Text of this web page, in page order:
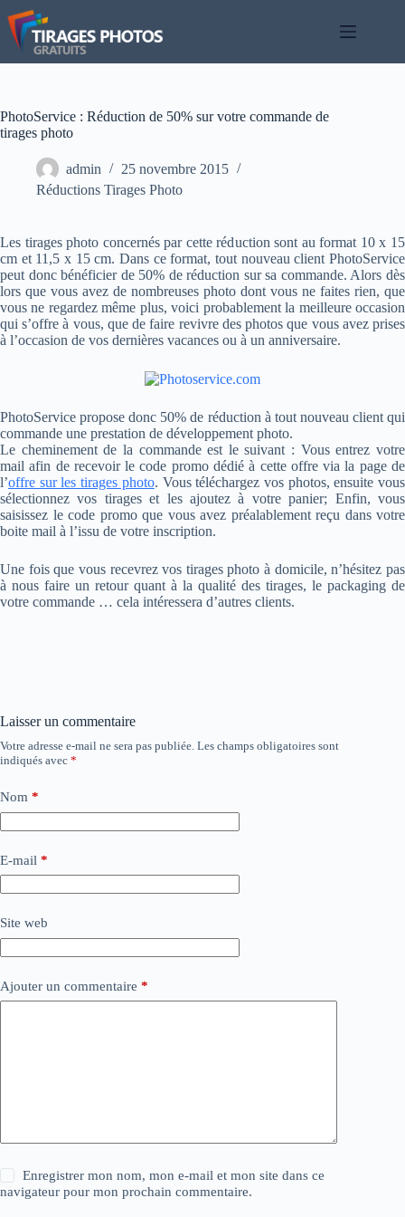
Passer
au
contenu
PhotoService : Réduction de 50% sur votre commande de
tirages photo
admin
25 novembre 2015
Réductions Tirages Photo
Les tirages photo concernés par cette réduction sont au format 10 x 15
cm et 11,5 x 15 cm. Dans ce format, tout nouveau client PhotoService
peut donc bénéficier de 50% de réduction sur sa commande. Alors dès
lors que vous avez de nombreuses photo dont vous ne faites rien, que
vous ne regardez même plus, voici probablement la meilleure occasion
qui s’offre à vous, que de faire revivre des photos que vous avez prises
à l’occasion de vos dernières vacances ou à un anniversaire.
PhotoService propose donc 50% de réduction à tout nouveau client qui
commande une prestation de développement photo.
Le cheminement de la commande est le suivant : Vous entrez votre
mail afin de recevoir le code promo dédié à cette offre via la page de
l’offre sur les tirages photo. Vous téléchargez vos photos, ensuite vous
sélectionnez vos tirages et les ajoutez à votre panier; Enfin, vous
saisissez le code promo que vous avez préalablement reçu dans votre
boite mail à l’issu de votre inscription.
Une fois que vous recevrez vos tirages photo à domicile, n’hésitez pas
à nous faire un retour quant à la qualité des tirages, le packaging de
votre commande … cela intéressera d’autres clients.
Laisser un commentaire
Votre adresse e-mail ne sera pas publiée. Les champs obligatoires sont
indiqués avec *
Nom *
E-mail *
Site web
Ajouter un commentaire *
Enregistrer mon nom, mon e-mail et mon site dans ce
navigateur pour mon prochain commentaire.